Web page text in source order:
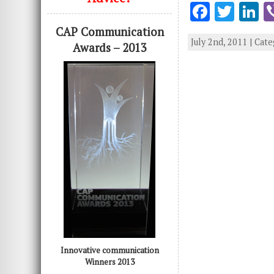
CAP Communication
Awards – 2013
Innovative communication
Winners 2013
F
ac
e
T
it k
July 2nd, 2011 |